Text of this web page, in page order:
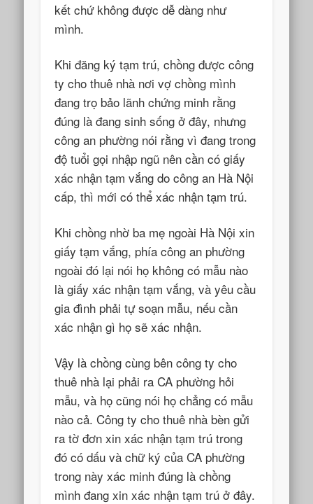
kết chứ không được dễ dàng như
mình.
Khi đăng ký tạm trú, chồng được công
ty cho thuê nhà nơi vợ chồng mình
đang trọ bảo lãnh chứng minh rằng
đúng là đang sinh sống ở đây, nhưng
công an phường nói rằng vì đang trong
độ tuổi gọi nhập ngũ nên cần có giấy
xác nhận tạm vắng do công an Hà Nội
cấp, thì mới có thể xác nhận tạm trú.
Khi chồng nhờ ba mẹ ngoài Hà Nội xin
giấy tạm vắng, phía công an phường
ngoài đó lại nói họ không có mẫu nào
là giấy xác nhận tạm vắng, và yêu cầu
gia đình phải tự soạn mẫu, nếu cần
xác nhận gì họ sẽ xác nhận.
Vậy là chồng cùng bên công ty cho
thuê nhà lại phải ra CA phường hỏi
mẫu, và họ cũng nói họ chẳng có mẫu
nào cả. Công ty cho thuê nhà bèn gửi
ra tờ đơn xin xác nhận tạm trú trong
đó có dấu và chữ ký của CA phường
trong này xác minh đúng là chồng
mình đang xin xác nhận tạm trú ở đây.